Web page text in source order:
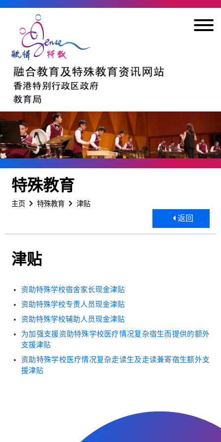
特殊教育
主页 特殊教育 津贴
返回
津贴
资助特殊学校宿舍家长现金津贴
资助特殊学校专责人员现金津贴
资助特殊学校辅助人员现金津贴
为加强支援资助特殊学校医疗情况复杂宿生而提供的额外
支援津贴
资助特殊学校医疗情况复杂走读生及走读兼寄宿生额外支
援津贴